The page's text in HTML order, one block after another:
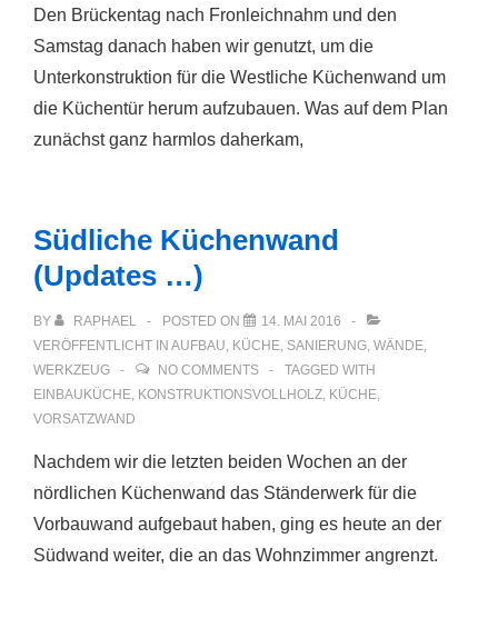
Den Brückentag nach Fronleichnahm und den
Samstag danach haben wir genutzt, um die
Unterkonstruktion für die Westliche Küchenwand um
die Küchentür herum aufzubauen. Was auf dem Plan
zunächst ganz harmlos daherkam,
Südliche Küchenwand
(Updates …)
BY RAPHAEL POSTED ON
14. MAI 2016
VERÖFFENTLICHT IN AUFBAU, KÜCHE, SANIERUNG, WÄNDE,
WERKZEUG
NO COMMENTS
TAGGED WITH
EINBAUKÜCHE, KONSTRUKTIONSVOLLHOLZ, KÜCHE,
VORSATZWAND
Nachdem wir die letzten beiden Wochen an der
nördlichen Küchenwand das Ständerwerk für die
Vorbauwand aufgebaut haben, ging es heute an der
Südwand weiter, die an das Wohnzimmer angrenzt.